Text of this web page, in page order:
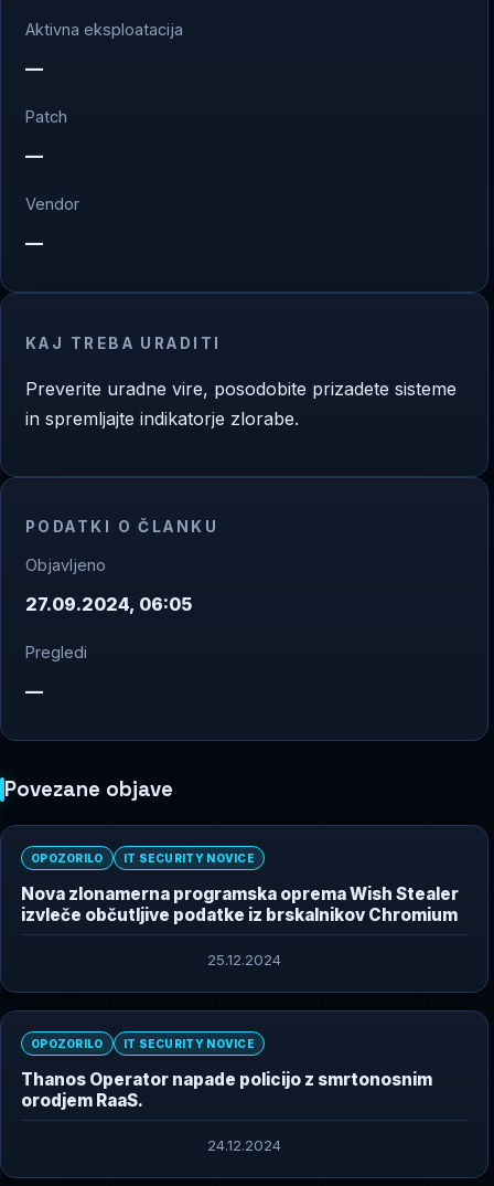
Aktivna eksploatacija
—
Patch
—
Vendor
—
KAJ TREBA URADITI
Preverite uradne vire, posodobite prizadete sisteme
in spremljajte indikatorje zlorabe.
PODATKI O ČLANKU
Objavljeno
27.09.2024, 06:05
Pregledi
—
Povezane objave
OPOZORILO IT SECURITY NOVICE
Nova zlonamerna programska oprema Wish Stealer
izvleče občutljive podatke iz brskalnikov Chromium
25.12.2024
OPOZORILO IT SECURITY NOVICE
Thanos Operator napade policijo z smrtonosnim
orodjem RaaS.
24.12.2024